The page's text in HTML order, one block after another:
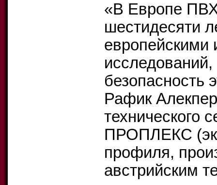
«В Европе
шестидесяти
европейскими
безопасность
Рафик
технического
ПРОПЛЕКС
профиля,
австрийским